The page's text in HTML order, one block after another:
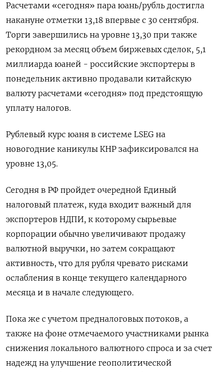
Расчетами «сегодня» пара юань/рубль достигла
накануне отметки 13,18 впервые с 30 сентября.
Торги завершились на уровне 13,30 при также
рекордном за месяц объем биржевых сделок, 5,1
миллиарда юаней - российские экспортеры в
понедельник активно продавали китайскую
валюту расчетами «сегодня» под предстоящую
уплату налогов.
Рублевый курс юаня в системе LSEG на
новогодние каникулы КНР зафиксировался на
уровне 13,05.
Сегодня в РФ пройдет очередной Единый
налоговый платеж, куда входит важный для
экспортеров НДПИ, к которому сырьевые
корпорации обычно увеличивают продажу
валютной выручки, но затем сокращают
активность, что для рубля чревато рисками
ослабления в конце текущего календарного
месяца и в начале следующего.
Пока же с учетом предналоговых потоков, а
также на фоне отмечаемого участниками рынка
снижения локального валютного спроса и за счет
надежд на улучшение геополитической